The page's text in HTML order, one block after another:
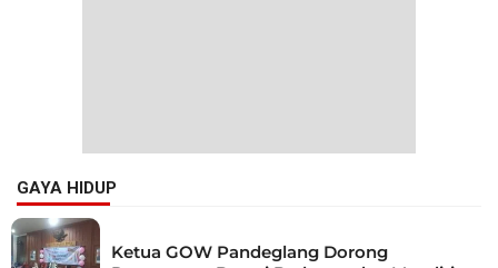
GAYA HIDUP
Ketua GOW Pandeglang Dorong